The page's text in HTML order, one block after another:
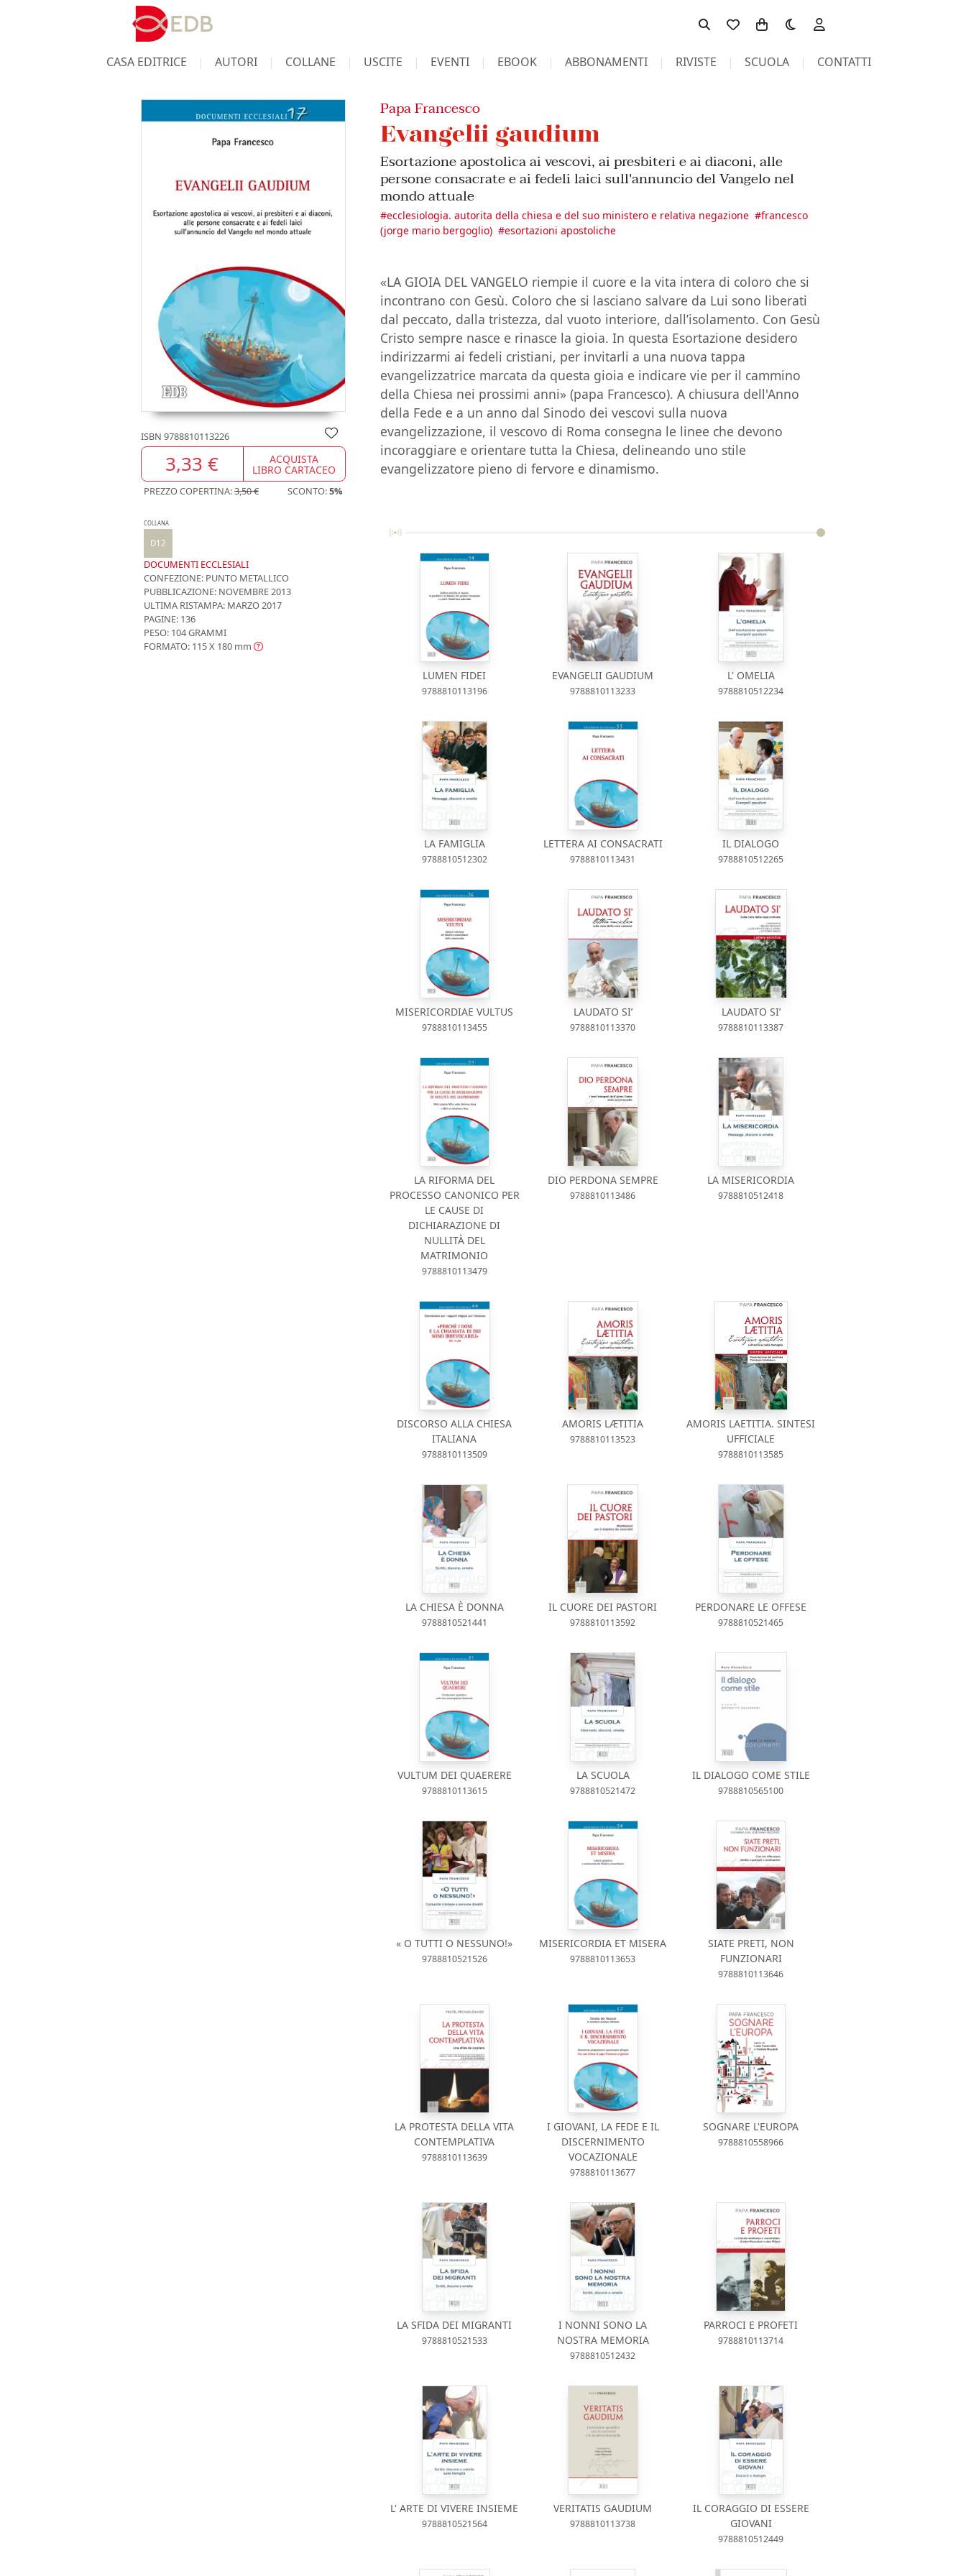
Toggle theme
CASA EDITRICE AUTORI COLLANE USCITE EVENTI EBOOK ABBONAMENTI RIVISTE SCUOLA CONTATTI
ISBN 9788810113226
3,33 € ACQUISTA
LIBRO CARTACEO
PREZZO COPERTINA:3,50 € SCONTO:5%
COLLANA
D12
DOCUMENTI ECCLESIALI
CONFEZIONE: PUNTO METALLICO
PUBBLICAZIONE: NOVEMBRE 2013
ULTIMA RISTAMPA: MARZO 2017
PAGINE: 136
PESO: 104 GRAMMI
FORMATO: 115 X 180 mm
Papa Francesco
Evangelii gaudium
Esortazione apostolica ai vescovi, ai presbiteri e ai diaconi, alle
persone consacrate e ai fedeli laici sull'annuncio del Vangelo nel
mondo attuale
#ecclesiologia. autorita della chiesa e del suo ministero e relativa negazione #francesco
(jorge mario bergoglio) #esortazioni apostoliche
«LA GIOIA DEL VANGELO riempie il cuore e la vita intera di coloro che si
incontrano con Gesù. Coloro che si lasciano salvare da Lui sono liberati
dal peccato, dalla tristezza, dal vuoto interiore, dall’isolamento. Con Gesù
Cristo sempre nasce e rinasce la gioia. In questa Esortazione desidero
indirizzarmi ai fedeli cristiani, per invitarli a una nuova tappa
evangelizzatrice marcata da questa gioia e indicare vie per il cammino
della Chiesa nei prossimi anni» (papa Francesco). A chiusura dell'Anno
della Fede e a un anno dal Sinodo dei vescovi sulla nuova
evangelizzazione, il vescovo di Roma consegna le linee che devono
incoraggiare e orientare tutta la Chiesa, delineando uno stile
evangelizzatore pieno di fervore e dinamismo.
LUMEN FIDEI
9788810113196
EVANGELII GAUDIUM
9788810113233
L' OMELIA
9788810512234
LA FAMIGLIA
9788810512302
LETTERA AI CONSACRATI
9788810113431
IL DIALOGO
9788810512265
MISERICORDIAE VULTUS
9788810113455
LAUDATO SI’
9788810113370
LAUDATO SI’
9788810113387
LA RIFORMA DEL
PROCESSO CANONICO PER
LE CAUSE DI
DICHIARAZIONE DI
NULLITÀ DEL
MATRIMONIO
9788810113479
DIO PERDONA SEMPRE
9788810113486
LA MISERICORDIA
9788810512418
DISCORSO ALLA CHIESA
ITALIANA
9788810113509
AMORIS LÆTITIA
9788810113523
AMORIS LAETITIA. SINTESI
UFFICIALE
9788810113585
LA CHIESA È DONNA
9788810521441
IL CUORE DEI PASTORI
9788810113592
PERDONARE LE OFFESE
9788810521465
VULTUM DEI QUAERERE
9788810113615
LA SCUOLA
9788810521472
IL DIALOGO COME STILE
9788810565100
« O TUTTI O NESSUNO!»
9788810521526
MISERICORDIA ET MISERA
9788810113653
SIATE PRETI, NON
FUNZIONARI
9788810113646
LA PROTESTA DELLA VITA
CONTEMPLATIVA
9788810113639
I GIOVANI, LA FEDE E IL
DISCERNIMENTO
VOCAZIONALE
9788810113677
SOGNARE L'EUROPA
9788810558966
LA SFIDA DEI MIGRANTI
9788810521533
I NONNI SONO LA
NOSTRA MEMORIA
9788810512432
PARROCI E PROFETI
9788810113714
L' ARTE DI VIVERE INSIEME
9788810521564
VERITATIS GAUDIUM
9788810113738
IL CORAGGIO DI ESSERE
GIOVANI
9788810512449